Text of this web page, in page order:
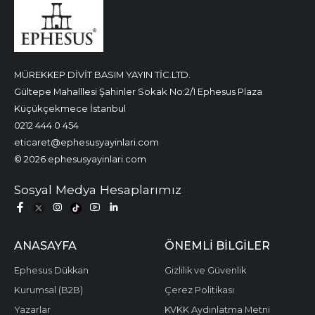
MÜREKKEP DİVİT BASIM YAYIN TİC.LTD.
Gültepe Mahalllesi Şahinler Sokak No:2/1 Ephesus Plaza
Küçükçekmece İstanbul
0212 444 0 454
eticaret@ephesusyayinlari.com
© 2026 ephesusyayinlari.com
Sosyal Medya Hesaplarımız
ANASAYFA
Ephesus Dükkan
Kurumsal (B2B)
Yazarlar
ÖNEMLI BILGILER
Gizlilik ve Güvenlik
Çerez Politikası
KVKK Aydınlatma Metni